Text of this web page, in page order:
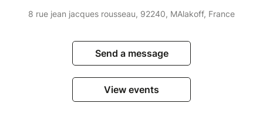
8 rue jean jacques rousseau, 92240, MAlakoff, France
Send a message
View events